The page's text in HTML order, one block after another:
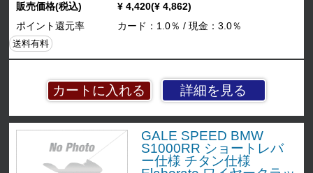
詳細を見る
販売価格(税込)
¥ 4,420(¥ 4,862)
ポイント還元率
カード：1.0％ / 現金：3.0％
送料有料
GALE SPEED BMW
S1000RR ショートレバ
ー仕様 チタン仕様